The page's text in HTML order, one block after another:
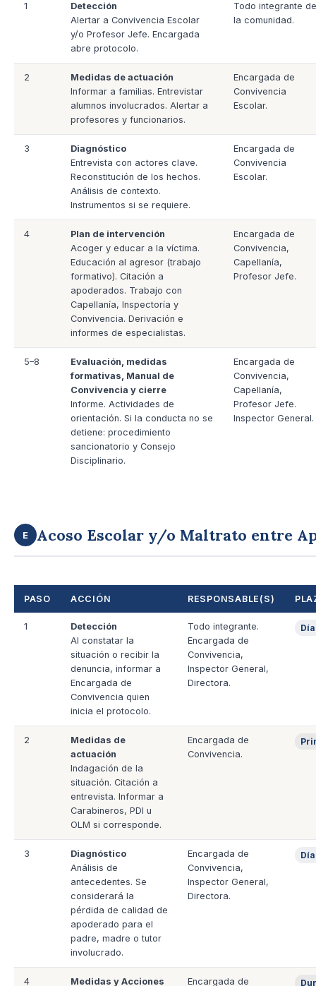
1
Detección
Alertar a Convivencia Escolar
y/o Profesor Jefe. Encargada
abre protocolo.
Todo integrante de
la comunidad.
2
Medidas de actuación
Informar a familias. Entrevistar
alumnos involucrados. Alertar a
profesores y funcionarios.
Encargada de
Convivencia
Escolar.
3
Diagnóstico
Entrevista con actores clave.
Reconstitución de los hechos.
Análisis de contexto.
Instrumentos si se requiere.
Encargada de
Convivencia
Escolar.
4
Plan de intervención
Acoger y educar a la víctima.
Educación al agresor (trabajo
formativo). Citación a
apoderados. Trabajo con
Capellanía, Inspectoría y
Convivencia. Derivación e
informes de especialistas.
Encargada de
Convivencia,
Capellanía,
Profesor Jefe.
5–8
Evaluación, medidas
formativas, Manual de
Convivencia y cierre
Informe. Actividades de
orientación. Si la conducta no se
detiene: procedimiento
sancionatorio y Consejo
Disciplinario.
Encargada de
Convivencia,
Capellanía,
Profesor Jefe.
Inspector General.
E Acoso Escolar y/o Maltrato entre
PASO ACCIÓN RESPONSABLE(S)
1
Detección
Al constatar la
situación o recibir la
denuncia, informar a
Encargada de
Convivencia quien
inicia el protocolo.
Todo integrante.
Encargada de
Convivencia,
Inspector General,
Directora.
Día
2
Medidas de
actuación
Indagación de la
situación. Citación a
entrevista. Informar a
Carabineros, PDI u
OLM si corresponde.
Encargada de
Convivencia.
3
Diagnóstico
Análisis de
antecedentes. Se
considerará la
pérdida de calidad de
apoderado para el
padre, madre o tutor
involucrado.
Encargada de
Convivencia,
Inspector General,
Directora.
4 Medidas y Acciones Encargada de